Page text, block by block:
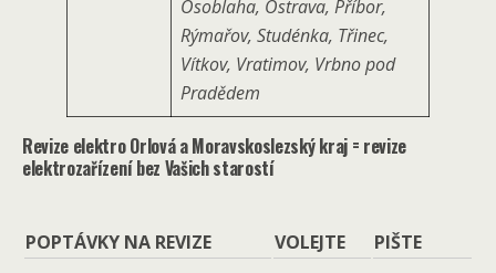
Osoblaha, Ostrava, Příbor,
Rýmařov, Studénka, Třinec,
Vítkov, Vratimov, Vrbno pod
Pradědem
Revize elektro Orlová a Moravskoslezský kraj = revize
elektrozařízení bez Vašich starostí
POPTÁVKY NA REVIZE VOLEJTE
PIŠTE